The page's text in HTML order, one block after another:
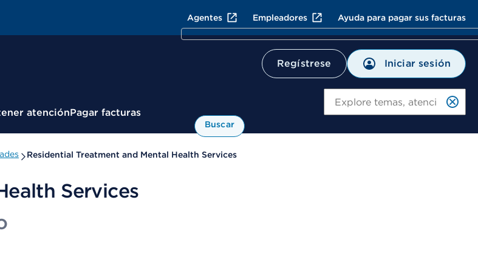
Agentes Empleadores Ayuda para pagar sus facturas
Regístrese Iniciar sesión
atenciónPagar facturas
Buscar
Residential Treatment and Mental Health Services
Services